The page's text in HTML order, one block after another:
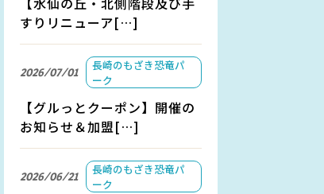
すりリニューア[…]
2026/07/01
長崎のもざき恐竜パ
ーク
【グルっとクーポン】開催の
お知らせ＆加盟[…]
2026/06/21
長崎のもざき恐竜パ
ーク